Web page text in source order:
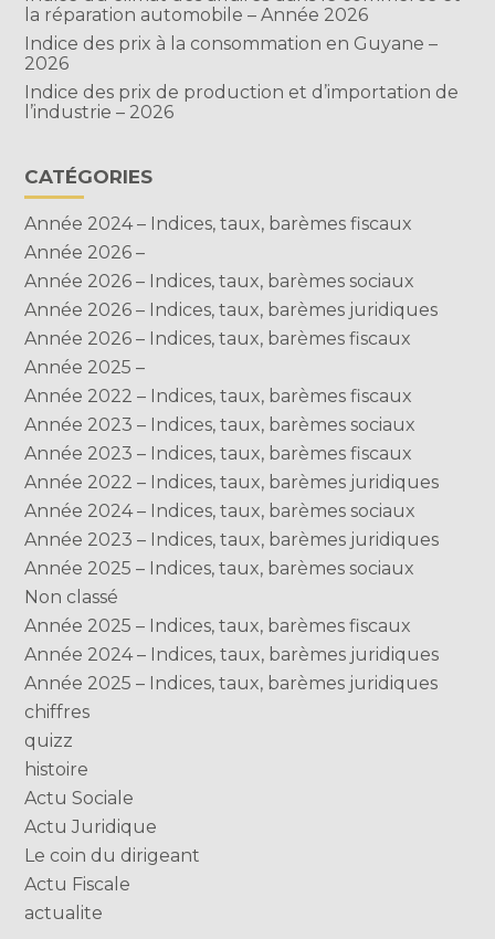
la réparation automobile – Année 2026
Indice des prix à la consommation en Guyane –
2026
Indice des prix de production et d’importation de
l’industrie – 2026
CATÉGORIES
Année 2024 – Indices, taux, barèmes fiscaux
Année 2026 –
Année 2026 – Indices, taux, barèmes sociaux
Année 2026 – Indices, taux, barèmes juridiques
Année 2026 – Indices, taux, barèmes fiscaux
Année 2025 –
Année 2022 – Indices, taux, barèmes fiscaux
Année 2023 – Indices, taux, barèmes sociaux
Année 2023 – Indices, taux, barèmes fiscaux
Année 2022 – Indices, taux, barèmes juridiques
Année 2024 – Indices, taux, barèmes sociaux
Année 2023 – Indices, taux, barèmes juridiques
Année 2025 – Indices, taux, barèmes sociaux
Non classé
Année 2025 – Indices, taux, barèmes fiscaux
Année 2024 – Indices, taux, barèmes juridiques
Année 2025 – Indices, taux, barèmes juridiques
chiffres
quizz
histoire
Actu Sociale
Actu Juridique
Le coin du dirigeant
Actu Fiscale
actualite